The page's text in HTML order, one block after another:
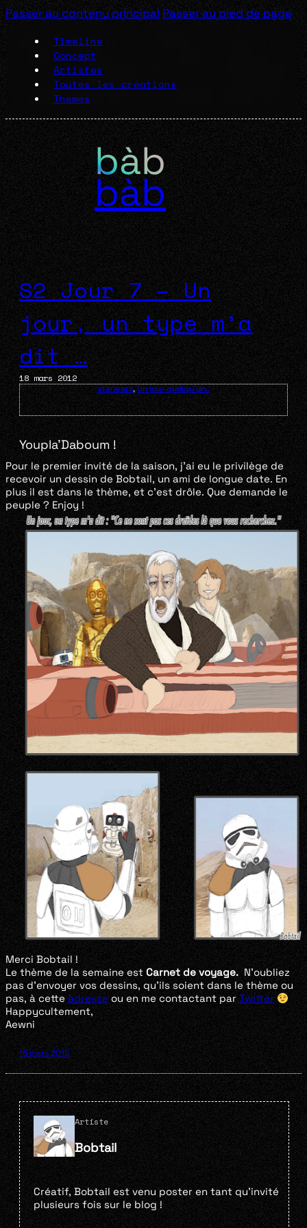
Passer au contenu principal Passer au pied de page
Timeline
Concept
Artistes
Toutes les créations
Thèmes
bàb
S2 Jour 7 – Un
jour, un type m’a
dit …
18 mars 2012
starwars,Un jour quelqu'un..
Youpla’Daboum !
Pour le premier invité de la saison, j’ai eu le privilège de
recevoir un dessin de Bobtail, un ami de longue date. En
plus il est dans le thème, et c’est drôle. Que demande le
peuple ? Enjoy !
Merci Bobtail !
Le thème de la semaine est Carnet de voyage. N’oubliez
pas d’envoyer vos dessins, qu’ils soient dans le thème ou
pas, à cette adresse ou en me contactant par Twitter
Happycultement,
Aewni
18 mars 2012
Artiste
Bobtail
Créatif, Bobtail est venu poster en tant qu’invité
plusieurs fois sur le blog !